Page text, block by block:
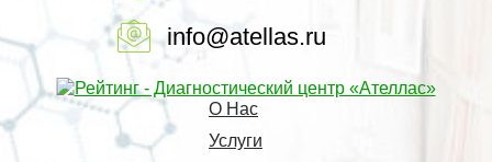
info@atellas.ru
О Нас
Услуги